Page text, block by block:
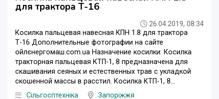
для трактора Т-16
26.04.2019, 08:34
Косилка пальцевая навесная КПН 1.8 для трактора
Т-16 Дополнительные фотографии на сайте
ойлєнергомаш.com.ua Назначение косилки: Косилка
тракторная пальцевая КТП-1, 8 предназначена для
скашивания сеяных и естественных трав с укладкой
скошенной массы в расстил. Косилка КТП-1, 8...
Сільгосптехніка
Запоріжжя